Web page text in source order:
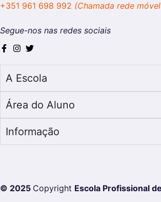
+351 961 698 992 (Chamada rede
Segue-nos nas redes sociais
A Escola
Área do Aluno
Informação
© 2025 Copyright Escola Profissional